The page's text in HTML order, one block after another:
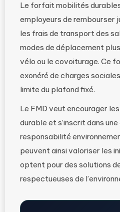
Le forfait mobilités
employeurs de rembourser
les frais de transport des
modes de déplacement
vélo ou le covoiturage. Ce
exonéré de charges
limite du plafond fixé.
Le FMD veut encourager
durable et s’inscrit dans
responsabilité
peuvent ainsi valoriser les
optent pour des solutions
respectueuses de